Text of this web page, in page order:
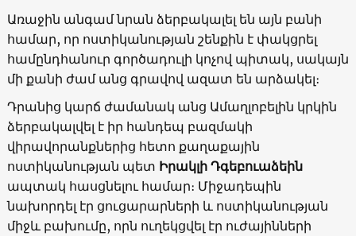
Առաջին անգամ նրան ձերբակալել են այն բանի
համար, որ ոստիկանության շենքին է փակցրել
համընդհանուր գործադուլի կոչով պիտակ, սակայն
մի քանի ժամ անց գրավով ազատ են արձակել։
Դրանից կարճ ժամանակ անց Ամաղլոբելին կրկին
ձերբակալվել է իր հանդեպ բազմակի
վիրավորանքներից հետո քաղաքային
ոստիկանության պետ Իրակլի Դգեբուաձեին
ապտակ հասցնելու համար։ Միջադեպին
նախորդել էր ցուցարարների և ոստիկանության
միջև բախումը, որն ուղեկցվել էր ուժայինների